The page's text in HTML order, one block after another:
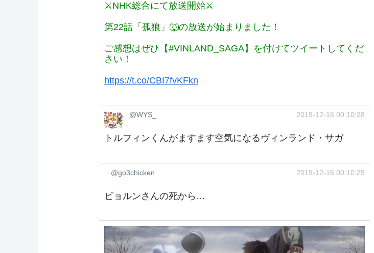
⚔NHK総合にて放送開始⚔
第22話「孤狼」🐺の放送が始まりました！
ご感想はぜひ【#VINLAND_SAGA】を付けてツイートしてくだ
さい！
https://t.co/CBI7fvKFkn
@WYS_ 2019-12-16 00:10:28
トルフィンくんがますます空気になるヴィンランド・サガ
@go3chicken 2019-12-16 00:10:29
ビョルンさんの死から…